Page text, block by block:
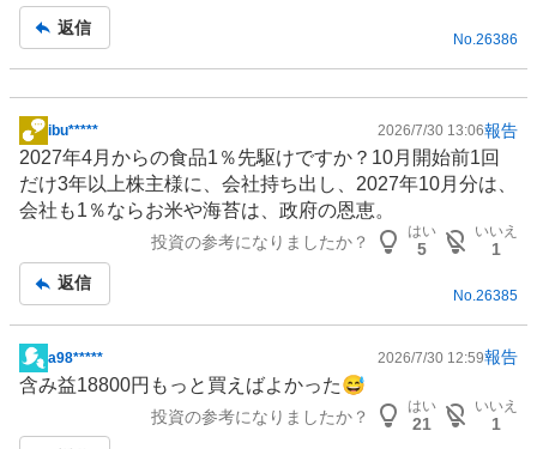
返信
No.26386
掲
示
板
記
ibu***** 2026/7/30 13:06報告
2027年4月からの食品1％先駆けですか？10月開始前1回
だけ3年以上株主様に、会社持ち出し、2027年10月分は、
会社も1％ならお米や海苔は、政府の恩恵。
投資の参考になりましたか？
はい
5
いいえ
1
返信
No. 26385
掲
示
a98***** 2026/7/30 12:59報告
含み益18800円もっと買えばよかった😅
投資の参考になりましたか？
はい
21
いいえ
1